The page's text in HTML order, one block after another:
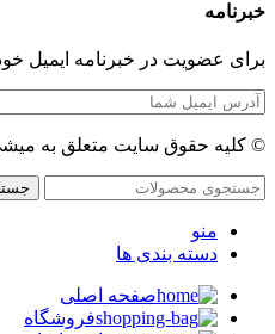
خبرنامه
برای عضویت در خبرنامه ایمیل خود
© کلیه حقوق سایت متعلق به
منو
دسته بندی ها
صفحه اصلی
فروشگاه